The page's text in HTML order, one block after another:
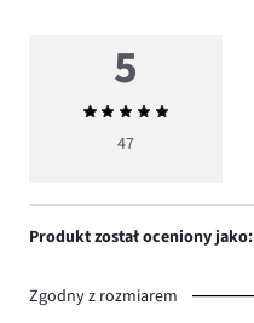
5
Średnia
ocena
47
Produkt został oceniony jako:
Zgodny z rozmiarem